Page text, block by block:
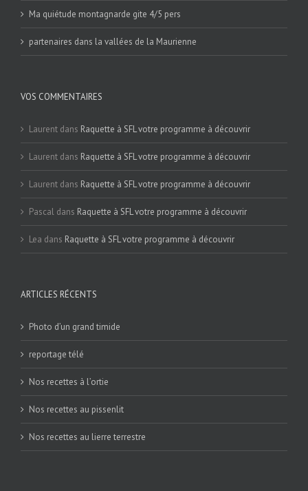
Ma quiétude montagnarde gite 4/5 pers
partenaires dans la vallées de la Maurienne
VOS COMMENTAIRES
Laurent dans Raquette à SFL votre programme à découvrir
Laurent dans Raquette à SFL votre programme à découvrir
Laurent dans Raquette à SFL votre programme à découvrir
Pascal dans Raquette à SFL votre programme à découvrir
Lea dans Raquette à SFL votre programme à découvrir
ARTICLES RÉCENTS
Photo d’un grand timide
reportage télé
Nos recettes à l’ortie
Nos recettes au pissenlit
Nos recettes au lierre terrestre